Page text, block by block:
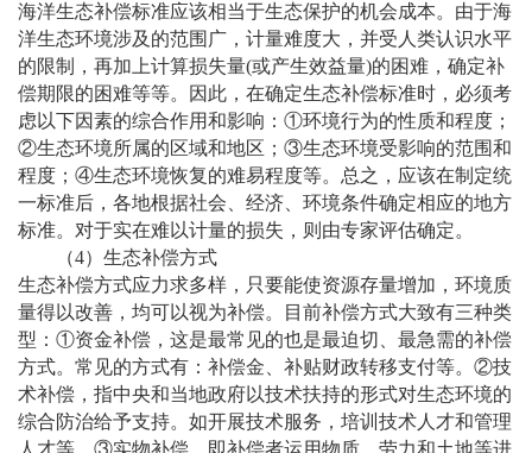
海洋生态补偿标准应该相当于生态保护的机会成本。由于海
洋生态环境涉及的范围广，计量难度大，并受人类认识水平
的限制，再加上计算损失量(或产生效益量)的困难，确定补
偿期限的困难等等。因此，在确定生态补偿标准时，必须考
虑以下因素的综合作用和影响：①环境行为的性质和程度；
②生态环境所属的区域和地区；③生态环境受影响的范围和
程度；④生态环境恢复的难易程度等。总之，应该在制定统
一标准后，各地根据社会、经济、环境条件确定相应的地方
标准。对于实在难以计量的损失，则由专家评估确定。
（4）生态补偿方式
生态补偿方式应力求多样，只要能使资源存量增加，环境质
量得以改善，均可以视为补偿。目前补偿方式大致有三种类
型： ①资金补偿，这是最常见的也是最迫切、最急需的补偿
方式。常见的方式有：补偿金、补贴财政转移支付等。②技
术补偿，指中央和当地政府以技术扶持的形式对生态环境的
综合防治给予支持。如开展技术服务，培训技术人才和管理